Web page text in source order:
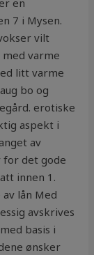
en
7 i Mysen.
vilt
med varme
litt varme
bo og
erotiske
aspekt i
av
for det gode
innen 1.
lån Med
avskrives
basis i
ønsker